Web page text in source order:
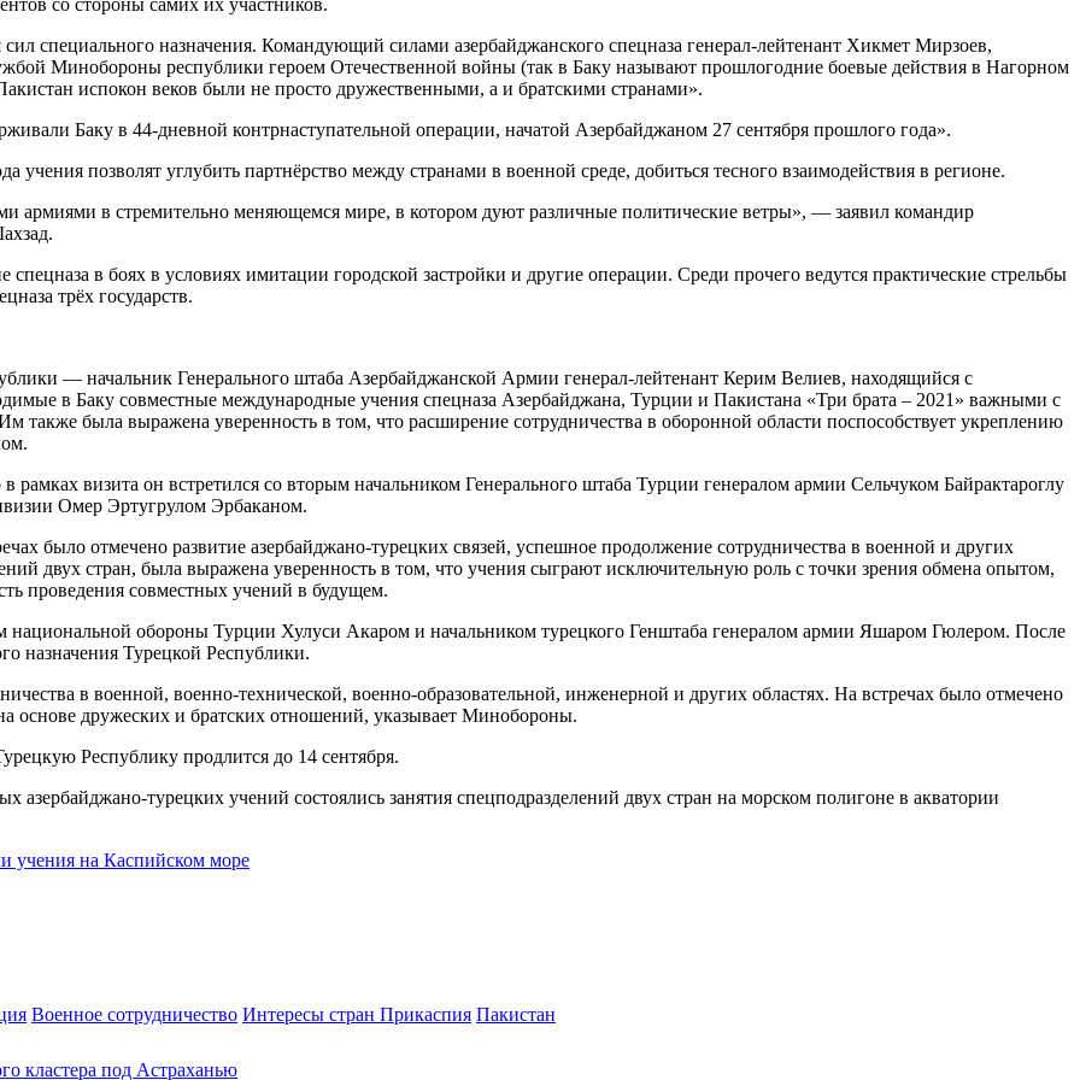
специального назначения. Командующий силами азербайджанского спецназа генерал-лейтенант Хикмет Мирзоев,
Минобороны республики героем Отечественной войны (так в Баку называют прошлогодние боевые действия в Нагорном
испокон веков были не просто дружественными, а и братскими странами».
Баку в 44-дневной контрнаступательной операции, начатой Азербайджаном 27 сентября прошлого года».
позволят углубить партнёрство между странами в военной среде, добиться тесного взаимодействия в регионе.
в стремительно меняющемся мире, в котором дуют различные политические ветры», — заявил командир
спецназа в боях в условиях имитации городской застройки и другие операции. Среди прочего ведутся практические стрельбы
трёх государств.
— начальник Генерального штаба Азербайджанской Армии генерал-лейтенант Керим Велиев, находящийся с
в Баку совместные международные учения спецназа Азербайджана, Турции и Пакистана «Три брата – 2021» важными с
была выражена уверенность в том, что расширение сотрудничества в оборонной области поспособствует укреплению
визита он встретился со вторым начальником Генерального штаба Турции генералом армии Сельчуком Байрактароглу
Омер Эртугрулом Эрбаканом.
было отмечено развитие азербайджано-турецких связей, успешное продолжение сотрудничества в военной и других
двух стран, была выражена уверенность в том, что учения сыграют исключительную роль с точки зрения обмена опытом,
проведения совместных учений в будущем.
национальной обороны Турции Хулуси Акаром и начальником турецкого Генштаба генералом армии Яшаром Гюлером. После
назначения Турецкой Республики.
в военной, военно-технической, военно-образовательной, инженерной и других областях. На встречах было отмечено
основе дружеских и братских отношений, указывает Минобороны.
Республику продлится до 14 сентября.
турецких учений состоялись занятия спецподразделений двух стран на морском полигоне в акватории
учения на Каспийском море
Военное сотрудничество Интересы стран Прикаспия Пакистан
кластера под Астраханью